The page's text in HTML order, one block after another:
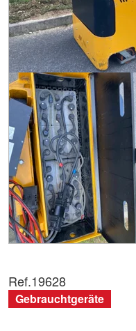
Ref.19628
Gebrauchtgeräte